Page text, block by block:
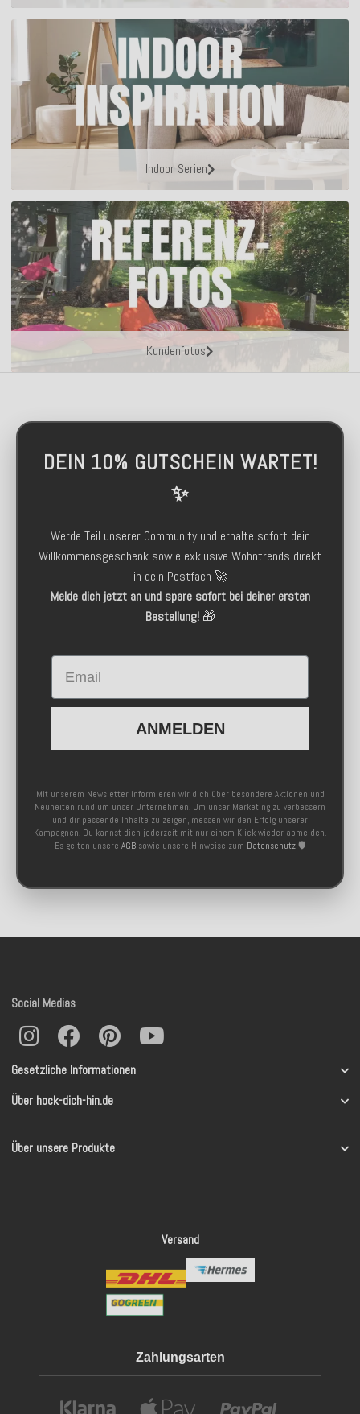
Indoor Serien
Kundenfotos
DEIN 10% GUTSCHEIN WARTET!
✨
Werde Teil unserer Community und erhalte sofort dein
Willkommensgeschenk sowie exklusive Wohntrends direkt
in dein Postfach 🚀
Melde dich jetzt an und spare sofort bei deiner ersten
Bestellung!🎁
Email
ANMELDEN
Mit unserem Newsletter informieren wir dich über besondere Aktionen und
Neuheiten rund um unser Unternehmen. Um unser Marketing zu verbessern
und dir passende Inhalte zu zeigen, messen wir den Erfolg unserer
Kampagnen. Du kannst dich jederzeit mit nur einem Klick wieder abmelden.
Es gelten unsere AGB sowie unsere Hinweise zum Datenschutz 🛡️
Gesetzliche Informationen
Über hock-dich-hin.de
Über unsere Produkte
Social Medias
Versand
Zahlungsarten